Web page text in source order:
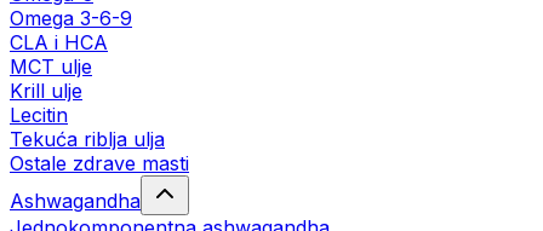
Omega 3-6-9
CLA i HCA
MCT ulje
Krill ulje
Lecitin
Tekuća riblja ulja
Ostale zdrave masti
Ashwagandha